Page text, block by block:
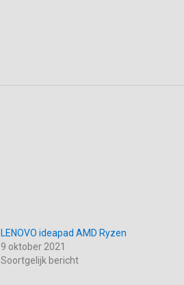
LENOVO ideapad AMD Ryzen
9 oktober 2021
Soortgelijk bericht